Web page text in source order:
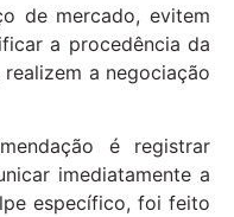
de mercado, evitem
a procedência da
a negociação
é registrar
imediatamente a
específico, foi feito